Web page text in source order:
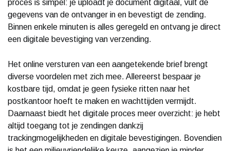
proces is simpel: je uploadt je document digitaal, vult de
gegevens van de ontvanger in en bevestigt de zending.
Binnen enkele minuten is alles geregeld en ontvang je direct
een digitale bevestiging van verzending.
Het online versturen van een aangetekende brief brengt
diverse voordelen met zich mee. Allereerst bespaar je
kostbare tijd, omdat je geen fysieke ritten naar het
postkantoor hoeft te maken en wachttijden vermijdt.
Daarnaast biedt het digitale proces meer overzicht: je hebt
altijd toegang tot je zendingen dankzij
trackingmogelijkheden en digitale bevestigingen. Bovendien